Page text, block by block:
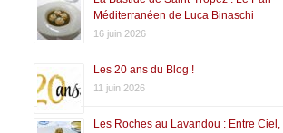
Méditerranéen de Luca Binaschi
16 juin 2026
Les 20 ans du Blog !
11 juin 2026
Les Roches au Lavandou : Entre Ciel,